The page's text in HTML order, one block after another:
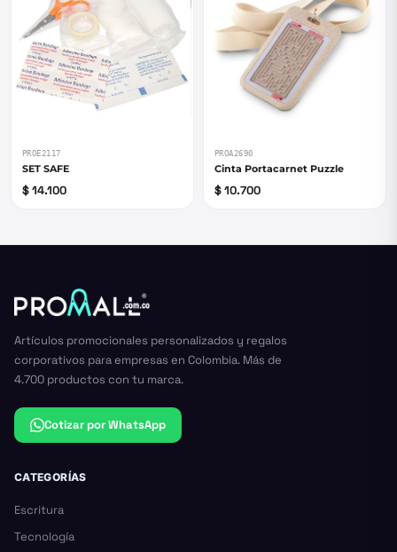
PROE2117
SET SAFE
$ 14.100
PROA2690
Cinta Portacarnet Puzzle
$ 10.700
Artículos promocionales personalizados y regalos
corporativos para empresas en Colombia. Más de
4.700 productos con tu marca.
Cotizar por WhatsApp
CATEGORÍAS
Escritura
Tecnología